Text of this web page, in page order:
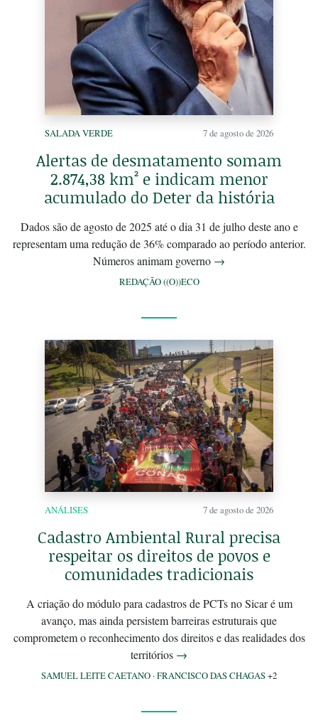
SALADA VERDE 7 de agosto de 2026
Alertas de desmatamento somam
2.874,38 km² e indicam menor
acumulado do Deter da história
Dados são de agosto de 2025 até o dia 31 de julho deste ano e
representam uma redução de 36% comparado ao período anterior.
Números animam governo →
REDAÇÃO ((O))ECO
ANÁLISES 7 de agosto de 2026
Cadastro Ambiental Rural precisa
respeitar os direitos de povos e
comunidades tradicionais
A criação do módulo para cadastros de PCTs no Sicar é um
avanço, mas ainda persistem barreiras estruturais que
comprometem o reconhecimento dos direitos e das realidades dos
territórios →
SAMUEL LEITE CAETANO ·FRANCISCO DAS CHAGAS+2